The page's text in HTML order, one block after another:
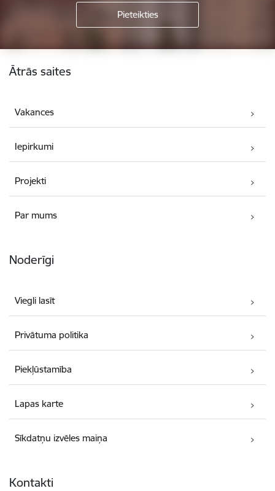
Ātrās saites
Vakances
Iepirkumi
Projekti
Par mums
Noderīgi
Viegli lasīt
Privātuma politika
Piekļūstamība
Lapas karte
Sīkdatņu izvēles maiņa
Kontakti